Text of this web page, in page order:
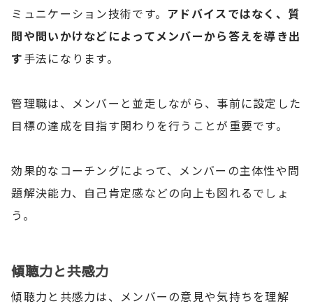
ミュニケーション技術です。 アドバイスではなく、質
問や問いかけなどによってメンバーから答えを導き出
す手法になります。
管理職は、メンバーと並走しながら、事前に設定した
目標の達成を目指す関わりを行うことが重要です。
効果的なコーチングによって、メンバーの主体性や問
題解決能力、 自己肯定感などの向上も図れるでしょ
う。
傾聴力と共感力
傾聴力と共感力は、メンバーの意見や気持ちを理解